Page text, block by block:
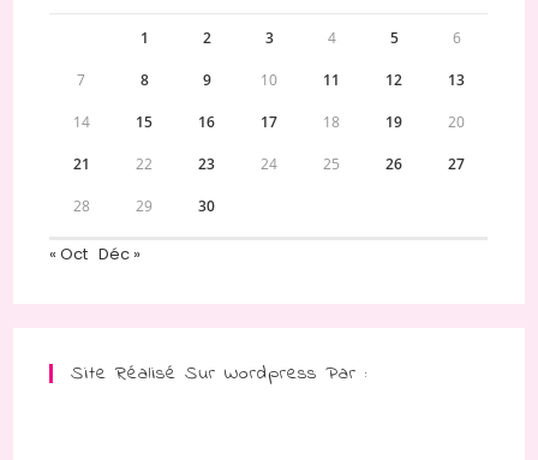
1 2 3 4 5 6
7 8 9 10 11 12 13
14 15 16 17 18 19 20
21 22 23 24 25 26 27
28 29 30
« Oct Déc »
Site Réalisé Sur Wordpress Par :